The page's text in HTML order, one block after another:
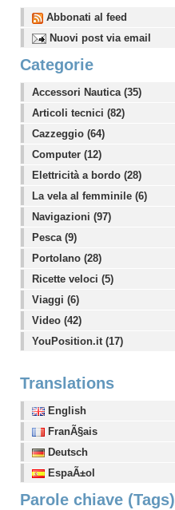
Abbonati al feed
Nuovi post via email
Categorie
Accessori Nautica (35)
Articoli tecnici (82)
Cazzeggio (64)
Computer (12)
Elettricità a bordo (28)
La vela al femminile (6)
Navigazioni (97)
Pesca (9)
Portolano (28)
Ricette veloci (5)
Viaggi (6)
Video (42)
YouPosition.it (17)
Translations
English
FranÃ§ais
Deutsch
EspaÃ±ol
Parole chiave (Tags)